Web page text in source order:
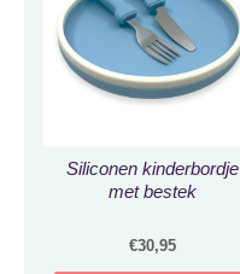
Siliconen kinderbordje
met bestek
€30,95